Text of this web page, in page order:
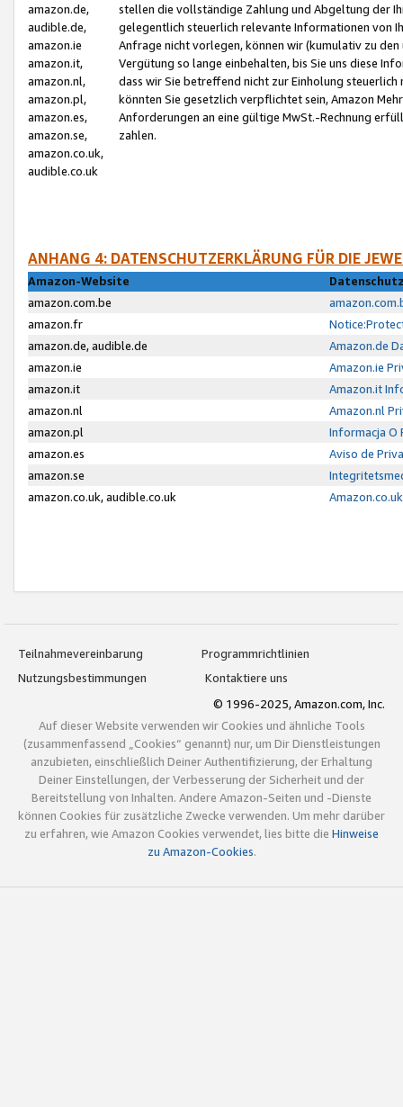
amazon.de,
audible.de,
amazon.ie
amazon.it,
amazon.nl,
amazon.pl,
amazon.es,
amazon.se,
amazon.co.uk,
audible.co.uk
stellen die vollständige Zahlung und Abgeltung der
gelegentlich steuerlich relevante Informationen von
Anfrage nicht vorlegen, können wir (kumulativ zu
Vergütung so lange einbehalten, bis Sie uns diese
dass wir Sie betreffend nicht zur Einholung
könnten Sie gesetzlich verpflichtet sein, Amazon
Anforderungen an eine gültige MwSt.-Rechnung
zahlen.
ANHANG 4: DATENSCHUTZERKLÄRUNG FÜR DIE
Amazon-Website
amazon.com.be
amazon.fr
amazon.de, audible.de
Amazon.de
amazon.ie
Amazon.ie
amazon.it
Amazon.it
amazon.nl
Amazon.nl
amazon.pl
Informacja O
amazon.es
Aviso de
amazon.se
amazon.co.uk, audible.co.uk
Teilnahmevereinbarung
Programmrichtlinien
Nutzungsbestimmungen
Kontaktiere uns
© 1996-2025, Amazon.com, Inc.
Auf dieser Website verwenden wir Cookies und ähnliche Tools
(zusammenfassend „Cookies“ genannt) nur, um Dir Dienstleistungen
anzubieten, einschließlich Deiner Authentifizierung, der Erhaltung
Deiner Einstellungen, der Verbesserung der Sicherheit und der
Bereitstellung von Inhalten. Andere Amazon-Seiten und -Dienste
können Cookies für zusätzliche Zwecke verwenden. Um mehr darüber
zu erfahren, wie Amazon Cookies verwendet, lies bitte die Hinweise
zu Amazon-Cookies.